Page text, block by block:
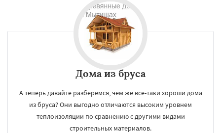
Дома из бруса
А теперь давайте разберемся, чем же все-таки хороши дома
из бруса? Они выгодно отличаются высоким уровнем
теплоизоляции по сравнению с другими видами
строительных материалов.